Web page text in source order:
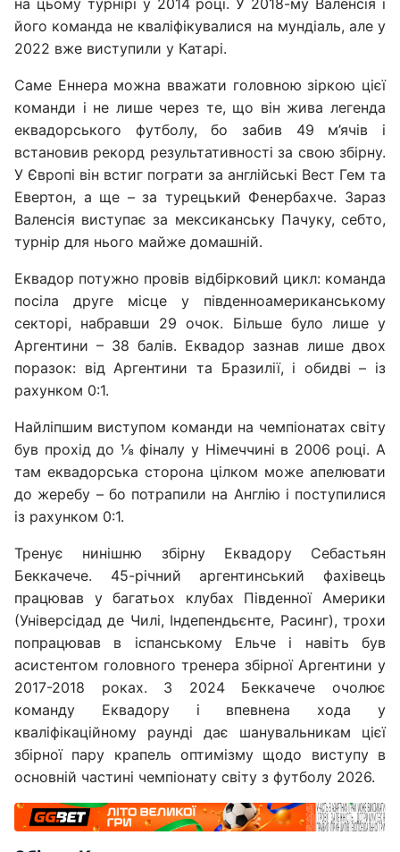
його команда не кваліфікувалися на мундіаль, але у
2022 вже виступили у Катарі.
Саме Еннера можна вважати головною зіркою цієї
команди і не лише через те, що він жива легенда
еквадорського футболу, бо забив 49 м’ячів і
встановив рекорд результативності за свою збірну.
У Європі він встиг пограти за англійські Вест Гем та
Евертон, а ще – за турецький Фенербахче. Зараз
Валенсія виступає за мексиканську Пачуку, себто,
турнір для нього майже домашній.
Еквадор потужно провів відбірковий цикл: команда
посіла друге місце у південноамериканському
секторі, набравши 29 очок. Більше було лише у
Аргентини – 38 балів. Еквадор зазнав лише двох
поразок: від Аргентини та Бразилії, і обидві – із
рахунком 0:1.
Найліпшим виступом команди на чемпіонатах світу
був прохід до ⅛ фіналу у Німеччині в 2006 році. А
там еквадорська сторона цілком може апелювати
до жеребу – бо потрапили на Англію і поступилися
із рахунком 0:1.
Тренує нинішню збірну Еквадору Себастьян
Беккачече. 45-річний аргентинський фахівець
працював у багатьох клубах Південної Америки
(Універсідад де Чилі, Індепендьєнте, Расинг), трохи
попрацював в іспанському Ельче і навіть був
асистентом головного тренера збірної Аргентини у
2017-2018 роках. З 2024 Беккачече очолює
команду Еквадору і впевнена хода у
кваліфікаційному раунді дає шанувальникам цієї
збірної пару крапель оптимізму щодо виступу в
основній частині чемпіонату світу з футболу 2026.